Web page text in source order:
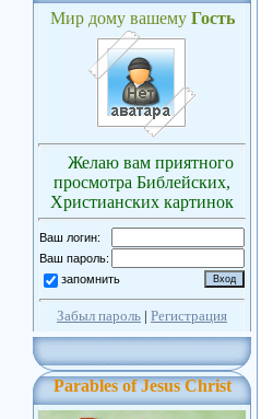
Мир дому вашему Гость
Желаю вам приятного
просмотра Библейских,
Христианских картинок
Ваш логин:
Ваш пароль:
запомнить
Забыл пароль | Регистрация
Parables of Jesus Christ